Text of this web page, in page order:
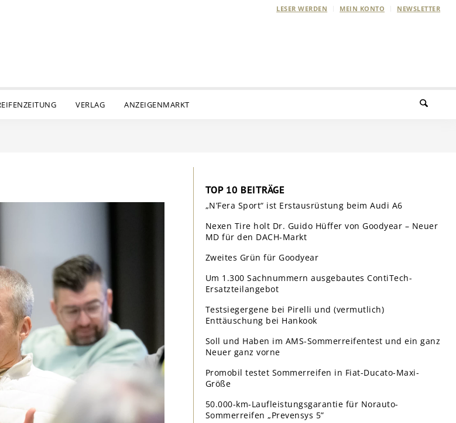
LESER WERDEN MEIN KONTO NEWSLETTER
VERLAG ANZEIGENMARKT
TOP 10 BEITRÄGE
„N’Fera Sport“ ist Erstausrüstung beim Audi A6
Nexen Tire holt Dr. Guido Hüffer von Goodyear – Neuer
MD für den DACH-Markt
Zweites Grün für Goodyear
Um 1.300 Sachnummern ausgebautes ContiTech-
Ersatzteilangebot
Testsiegergene bei Pirelli und (vermutlich)
Enttäuschung bei Hankook
Soll und Haben im AMS-Sommerreifentest und ein ganz
Neuer ganz vorne
Promobil testet Sommerreifen in Fiat-Ducato-Maxi-
Größe
50.000-km-Laufleistungsgarantie für Norauto-
Sommerreifen „Prevensys 5”